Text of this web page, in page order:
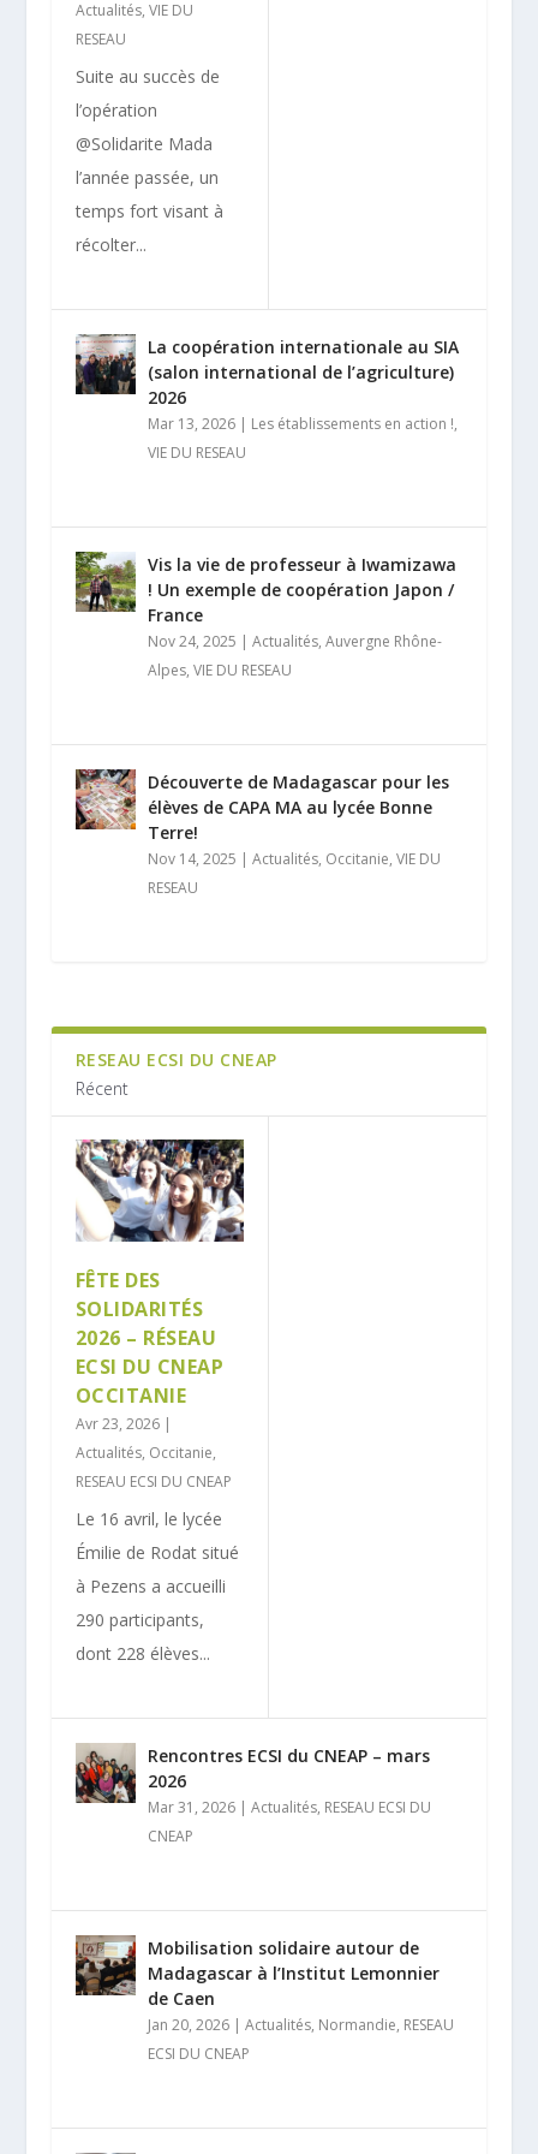
Actualités, VIE DU
RESEAU
Suite au succès de
l’opération
@Solidarite Mada
l’année passée, un
temps fort visant à
récolter...
La coopération internationale au SIA
(salon international de l’agriculture)
2026
Mar 13, 2026| Les établissements en action !,
VIE DU RESEAU
Vis la vie de professeur à Iwamizawa
! Un exemple de coopération Japon /
France
Nov 24, 2025 | Actualités, Auvergne Rhône-
Alpes, VIE DU RESEAU
Découverte de Madagascar pour les
élèves de CAPA MA au lycée Bonne
Terre!
Nov 14, 2025 | Actualités, Occitanie, VIE DU
RESEAU
RESEAU ECSI DU CNEAP
Récent
FÊTE DES
SOLIDARITÉS
2026 – RÉSEAU
ECSI DU CNEAP
OCCITANIE
Avr 23, 2026|
Actualités, Occitanie,
RESEAU ECSI DU CNEAP
Le 16 avril, le lycée
Émilie de Rodat situé
à Pezens a accueilli
290 participants,
dont 228 élèves...
Rencontres ECSI du CNEAP – mars
2026
Mar 31, 2026| Actualités, RESEAU ECSI DU
CNEAP
Mobilisation solidaire autour de
Madagascar à l’Institut Lemonnier
de Caen
Jan 20, 2026| Actualités, Normandie, RESEAU
ECSI DU CNEAP